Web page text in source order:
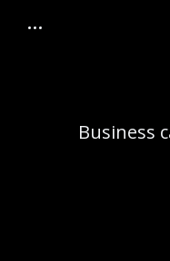
Business